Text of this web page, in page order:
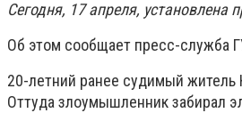
Сегодня, 17 апреля,
Об этом сообщает пресс-служба
20-летний ранее судимый житель
Оттуда злоумышленник забирал